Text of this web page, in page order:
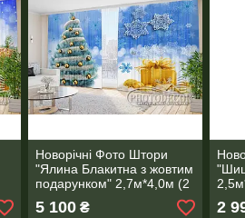
Новорічні Фото Штори
"Ялина Блакитна з жовтим
подарунком" 2,7м*4,0м (2
полотна по 2,0м), тасьма
5 100₴ 2